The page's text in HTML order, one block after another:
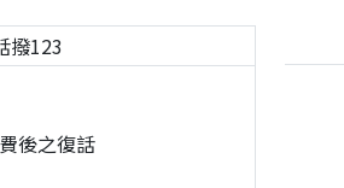
撥123
後之復話